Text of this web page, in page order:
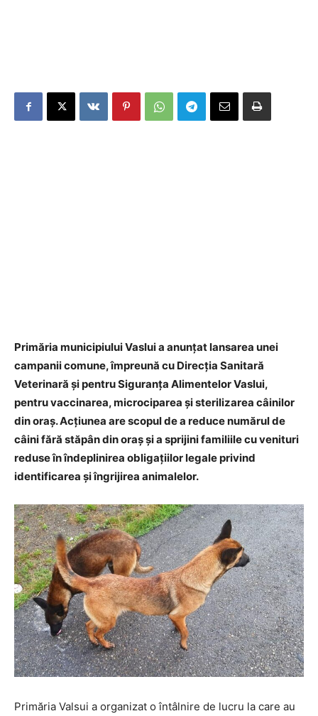
Primăria municipiului Vaslui a anunțat lansarea unei
campanii comune, împreună cu Direcția Sanitară
Veterinară și pentru Siguranța Alimentelor Vaslui,
pentru vaccinarea, microciparea și sterilizarea câinilor
din oraș. Acțiunea are scopul de a reduce numărul de
câini fără stăpân din oraș și a sprijini familiile cu venituri
reduse în îndeplinirea obligațiilor legale privind
identificarea și îngrijirea animalelor.
Primăria Valsui a organizat o întâlnire de lucru la care au